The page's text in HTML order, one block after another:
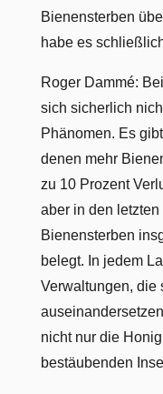
Bienensterben
habe es
Roger Dammé:
sich sicherlich
Phänomen. Es
denen mehr
zu 10 Prozent
aber in den
Bienensterben
belegt. In jedem
Verwaltungen, die
nicht nur die
bestäubenden